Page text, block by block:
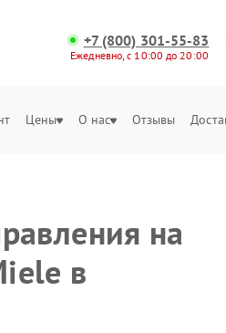
+7 (800) 301-55-83
Ежедневно, с 10:00 до 20:00
Цены О нас Отзывы
на
в